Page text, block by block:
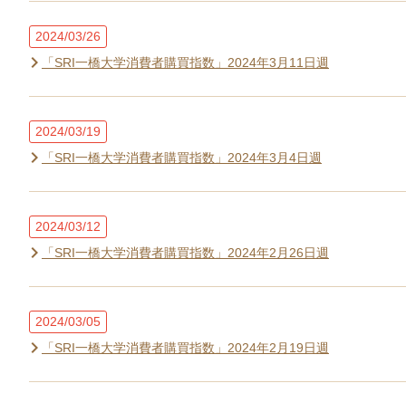
2024/03/26
「SRI一橋大学消費者購買指数」2024年3月11日週
2024/03/19
「SRI一橋大学消費者購買指数」2024年3月4日週
2024/03/12
「SRI一橋大学消費者購買指数」2024年2月26日週
2024/03/05
「SRI一橋大学消費者購買指数」2024年2月19日週